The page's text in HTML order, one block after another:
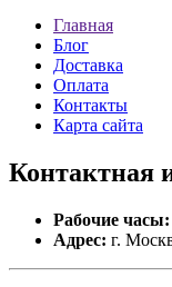
Главная
Блог
Доставка
Оплата
Контакты
Карта сайта
Контактная
Рабочие часы:
Адрес: г.